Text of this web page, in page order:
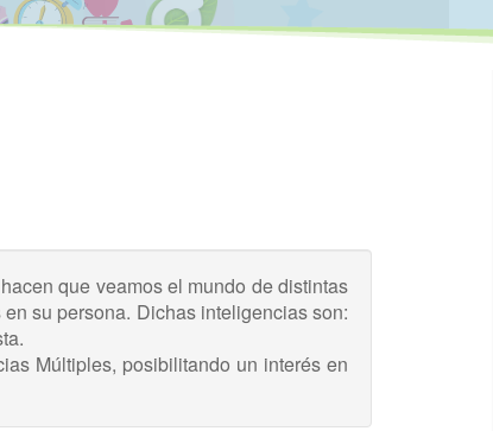
que veamos el mundo de distintas
su persona. Dichas inteligencias son:
Múltiples, posibilitando un interés en